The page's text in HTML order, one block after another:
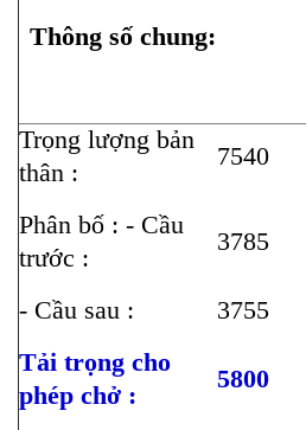
Thông số chung:
Trọng lượng bản
thân :
7540
Phân bố : - Cầu
trước :
3785
- Cầu sau : 3755
Tải trọng cho
phép chở :
5800